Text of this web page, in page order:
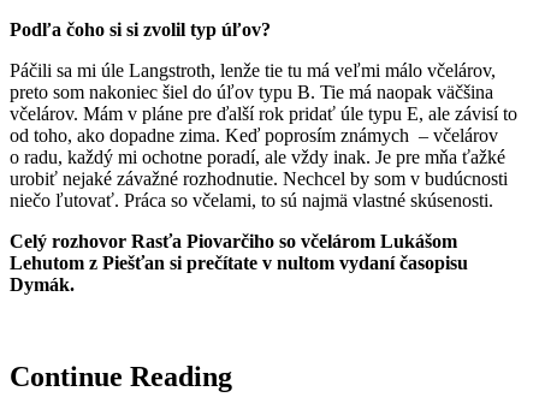
Podľa čoho si si zvolil typ úľov?
Páčili sa mi úle Langstroth, lenže tie tu má veľmi málo včelárov,
preto som nakoniec šiel do úľov typu B. Tie má naopak väčšina
včelárov. Mám v pláne pre ďalší rok pridať úle typu E, ale závisí to
od toho, ako dopadne zima. Keď poprosím známych – včelárov
o radu, každý mi ochotne poradí, ale vždy inak. Je pre mňa ťažké
urobiť nejaké závažné rozhodnutie. Nechcel by som v budúcnosti
niečo ľutovať. Práca so včelami, to sú najmä vlastné skúsenosti.
Celý rozhovor Rasťa Piovarčiho so včelárom Lukášom
Lehutom z Piešťan si prečítate v nultom vydaní časopisu
Dymák.
Continue Reading